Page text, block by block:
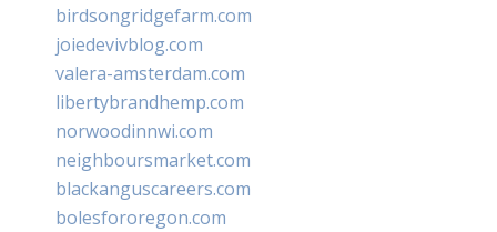
birdsongridgefarm.com
joiedevivblog.com
valera-amsterdam.com
libertybrandhemp.com
norwoodinnwi.com
neighboursmarket.com
blackanguscareers.com
bolesfororegon.com